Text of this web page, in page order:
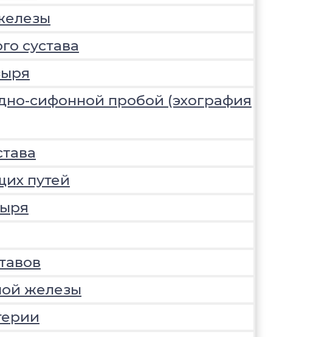
сустава
сифонной пробой (эхография
путей
железы